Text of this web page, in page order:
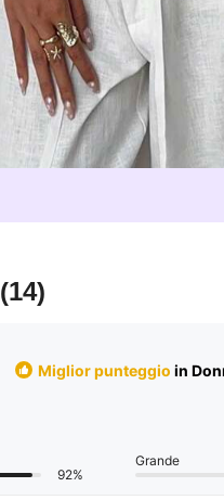
(14)
Miglior punteggio in
92%
Grande